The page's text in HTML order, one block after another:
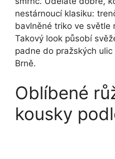
nestárnoucí klasiku:
bavlněné triko ve světle
Takový look působí
padne do pražských
Brně.
Oblíbené
kousky